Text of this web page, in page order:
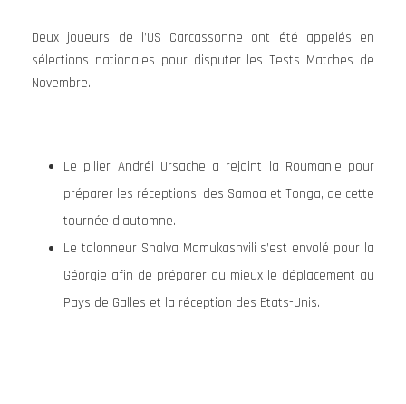
Deux joueurs de l’US Carcassonne ont été appelés en
sélections nationales pour disputer les Tests Matches de
Novembre.
Le pilier Andréi Ursache a rejoint la Roumanie pour
préparer les réceptions, des Samoa et Tonga, de cette
tournée d’automne.
Le talonneur Shalva Mamukashvili s’est envolé pour la
Géorgie afin de préparer au mieux le déplacement au
Pays de Galles et la réception des Etats-Unis.